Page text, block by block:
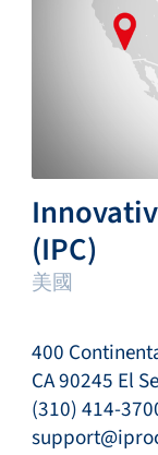
(IPC)
美國
400
CA 90245 El
(310) 414-